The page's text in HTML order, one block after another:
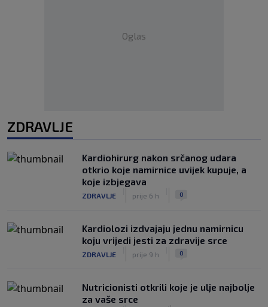
Oglas
ZDRAVLJE
Kardiohirurg nakon srčanog udara
otkrio koje namirnice uvijek kupuje, a
koje izbjegava
ZDRAVLJE prije 6 h 0
Kardiolozi izdvajaju jednu namirnicu
koju vrijedi jesti za zdravije srce
ZDRAVLJE prije 9 h 0
Nutricionisti otkrili koje je ulje najbolje
za vaše srce